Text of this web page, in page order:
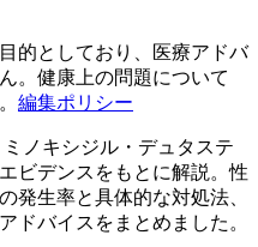
的としており、医療アドバ
。健康上の問題について
編集ポリシー
ノキシジル・デュタステ
ビデンスをもとに解説。性
発生率と具体的な対処法、
ドバイスをまとめました。